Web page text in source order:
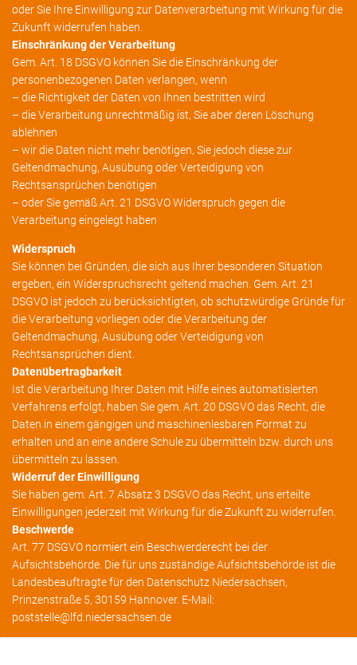
oder Sie Ihre Einwilligung zur Datenverarbeitung mit Wirkung für die
Zukunft widerrufen haben.
Einschränkung der Verarbeitung
Gem. Art. 18 DSGVO können Sie die Einschränkung der
personenbezogenen Daten verlangen, wenn
– die Richtigkeit der Daten von Ihnen bestritten wird
– die Verarbeitung unrechtmäßig ist, Sie aber deren Löschung
ablehnen
– wir die Daten nicht mehr benötigen, Sie jedoch diese zur
Geltendmachung, Ausübung oder Verteidigung von
Rechtsansprüchen benötigen
– oder Sie gemäß Art. 21 DSGVO Widerspruch gegen die
Verarbeitung eingelegt haben
Widerspruch
Sie können bei Gründen, die sich aus Ihrer besonderen Situation
ergeben, ein Widerspruchsrecht geltend machen. Gem. Art. 21
DSGVO ist jedoch zu berücksichtigten, ob schutzwürdige Gründe für
die Verarbeitung vorliegen oder die Verarbeitung der
Geltendmachung, Ausübung oder Verteidigung von
Rechtsansprüchen dient.
Datenübertragbarkeit
Ist die Verarbeitung Ihrer Daten mit Hilfe eines automatisierten
Verfahrens erfolgt, haben Sie gem. Art. 20 DSGVO das Recht, die
Daten in einem gängigen und maschinenlesbaren Format zu
erhalten und an eine andere Schule zu übermitteln bzw. durch uns
übermitteln zu lassen.
Widerruf der Einwilligung
Sie haben gem. Art. 7 Absatz 3 DSGVO das Recht, uns erteilte
Einwilligungen jederzeit mit Wirkung für die Zukunft zu widerrufen.
Beschwerde
Art. 77 DSGVO normiert ein Beschwerderecht bei der
Aufsichtsbehörde. Die für uns zuständige Aufsichtsbehörde ist die
Landesbeauftragte für den Datenschutz Niedersachsen,
Prinzenstraße 5, 30159 Hannover. E-Mail:
poststelle@lfd.niedersachsen.de